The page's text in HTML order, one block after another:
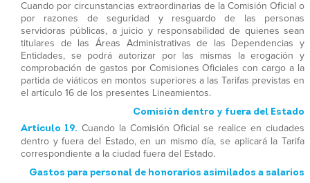
Cuando por circunstancias extraordinarias de la Comisión Oficial o
por razones de seguridad y resguardo de las personas
servidoras públicas, a juicio y responsabilidad de quienes sean
titulares de las Áreas Administrativas de las Dependencias y
Entidades, se podrá autorizar por las mismas la erogación y
comprobación de gastos por Comisiones Oficiales con cargo a la
partida de viáticos en montos superiores a las Tarifas previstas en
el artículo 16 de los presentes Lineamientos.
Comisión dentro y fuera del Estado
Artículo 19. Cuando la Comisión Oficial se realice en ciudades
dentro y fuera del Estado, en un mismo día, se aplicará la Tarifa
correspondiente a la ciudad fuera del Estado.
Gastos para personal de honorarios asimilados a salarios